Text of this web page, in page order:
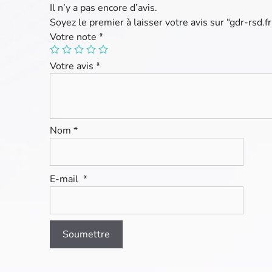
Il n’y a pas encore d’avis.
Soyez le premier à laisser votre avis sur “gdr-
Votre note *
Votre avis *
Nom *
E-mail *